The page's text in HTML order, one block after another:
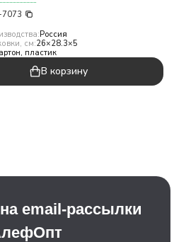
Россия
см:26×28.3×5
пластик
В корзину
email-рассылки